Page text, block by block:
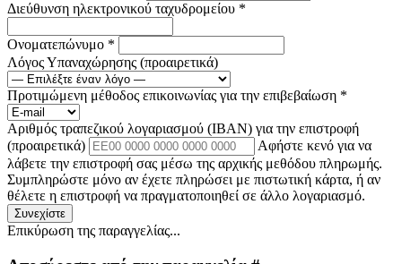
Διεύθυνση ηλεκτρονικού ταχυδρομείου *
Ονοματεπώνυμο *
Λόγος Υπαναχώρησης (προαιρετικά)
Προτιμώμενη μέθοδος επικοινωνίας για την επιβεβαίωση *
Αριθμός τραπεζικού λογαριασμού (IBAN) για την επιστροφή
(προαιρετικά)
Αφήστε κενό για να
λάβετε την επιστροφή σας μέσω της αρχικής μεθόδου πληρωμής.
Συμπληρώστε μόνο αν έχετε πληρώσει με πιστωτική κάρτα, ή αν
θέλετε η επιστροφή να πραγματοποιηθεί σε άλλο λογαριασμό.
Συνεχίστε
Επικύρωση της παραγγελίας...